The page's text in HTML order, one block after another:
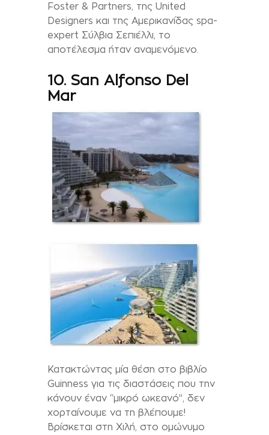
Foster & Partners, της United
Designers και της Αμερικανίδας spa-
expert Σύλβια Σεπιέλλι, το
αποτέλεσμα ήταν αναμενόμενο.
10. San Alfonso Del
Mar
Κατακτώντας μία θέση στο βιβλίο
Guinness για τις διαστάσεις που την
κάνουν έναν “μικρό ωκεανό”, δεν
χορταίνουμε να τη βλέπουμε!
Βρίσκεται στη Χιλή, στο ομώνυμο